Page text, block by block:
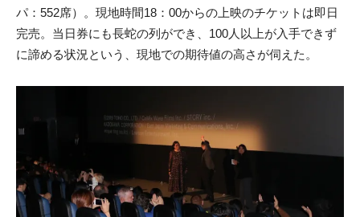
パ：552席）。現地時間18：00からの上映のチケットは即日
完売。当日券にも長蛇の列ができ、100人以上が入手できず
に諦める状況という、現地での期待値の高さが伺えた。